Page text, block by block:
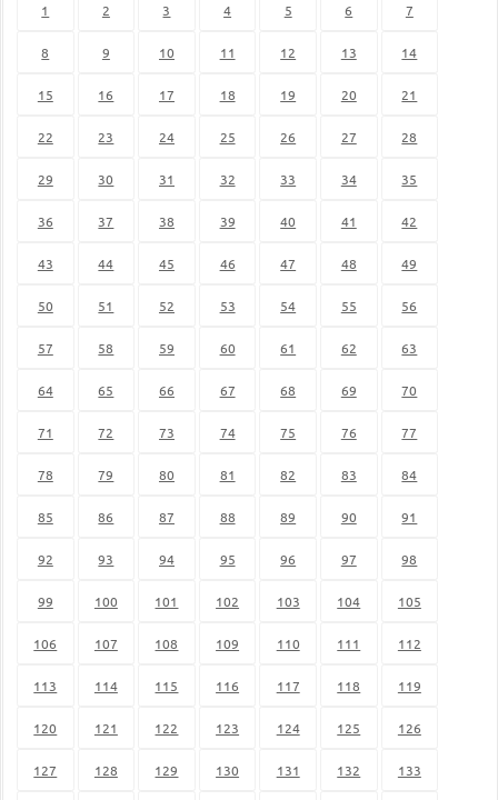
1 2 3 4 5 6 7
8 9 10 11 12 13 14
15 16 17 18 19 20 21
22 23 24 25 26 27 28
29 30 31 32 33 34 35
36 37 38 39 40 41 42
43 44 45 46 47 48 49
50 51 52 53 54 55 56
57 58 59 60 61 62 63
64 65 66 67 68 69 70
71 72 73 74 75 76 77
78 79 80 81 82 83 84
85 86 87 88 89 90 91
92 93 94 95 96 97 98
99 100 101 102 103 104 105
106 107 108 109 110 111 112
113 114 115 116 117 118 119
120 121 122 123 124 125 126
127 128 129 130 131 132 133